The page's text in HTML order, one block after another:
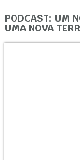
PODCAST: UM
UMA NOVA